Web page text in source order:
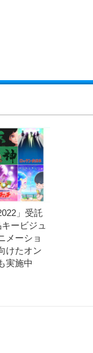
」受託
ービジュ
メーショ
けたオン
実施中